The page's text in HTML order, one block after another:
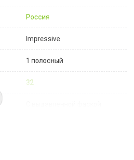
Россия
Impressive
1 полосный
32